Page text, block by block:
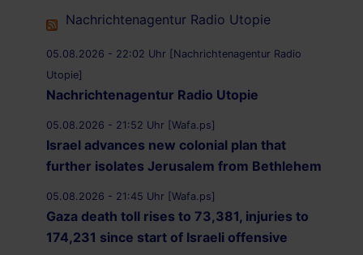
Nachrichtenagentur Radio Utopie
05.08.2026 - 22:02 Uhr [Nachrichtenagentur Radio
Utopie]
Nachrichtenagentur Radio Utopie
05.08.2026 - 21:52 Uhr [Wafa.ps]
Israel advances new colonial plan that
further isolates Jerusalem from Bethlehem
05.08.2026 - 21:45 Uhr [Wafa.ps]
Gaza death toll rises to 73,381, injuries to
174,231 since start of Israeli offensive